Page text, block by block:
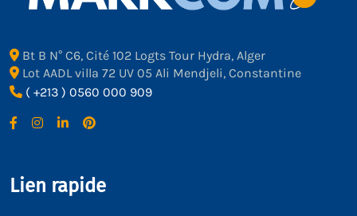
Bt B N° C6, Cité 102 Logts Tour Hydra, Alger
Lot AADL villa 72 UV 05 Ali Mendjeli, Constantine
( +213 ) 0560 000 909
Lien rapide